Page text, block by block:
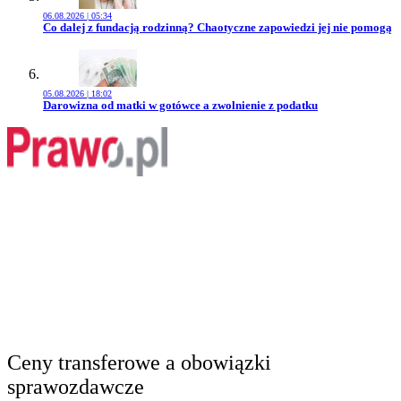
06.08.2026 | 05:34
Przejdź do artykułu:
Co dalej z fundacją rodzinną? Chaotyczne zapowiedzi jej nie pomogą
05.08.2026 | 18:02
Przejdź do artykułu:
Darowizna od matki w gotówce a zwolnienie z podatku
Ceny transferowe a obowiązki
sprawozdawcze